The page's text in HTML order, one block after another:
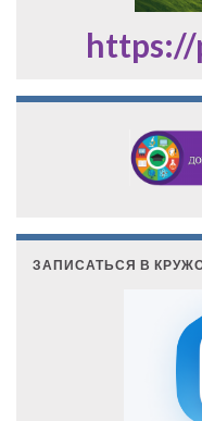
https://
ЗАПИСАТЬСЯ В